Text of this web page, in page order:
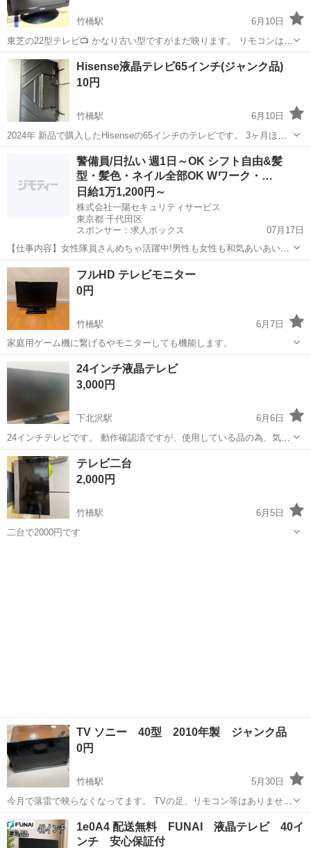
竹橋駅
6月10日
東芝の22型テレビ📺 かなり古い型ですがまだ映ります。 リモコンはあ
りません。。
東京 千代田区 竹橋駅
Hisense液晶テレビ65インチ(ジャンク品)
10円
竹橋駅
6月10日
2024年 新品で購入したHisenseの65インチのテレビです。 3ヶ月ほど
前に液晶を割られて砂嵐状態になっています。 音声は聞こえますが、
映像は映らないジャンク品になります。 部品取り等可能な方はぜひ
千代田区 竹橋駅 テレビ
警備員/日払い 週1日～OK シフト自由&髪
型・髪色・ネイル全部OK Wワーク・…
日給1万1,200円～
株式会社一陽セキュリティサービス
東京都 千代田区
スポンサー：求人ボックス
07月17日
【仕事内容】女性隊員さんめちゃ活躍中!男性も女性も和気あいあいや
ってます 今回お任せするお仕事は… 通行する歩行者・車の案内のほか
パン屋さんでの見守り警備など! 季節によってはイベントの警備も お
任せいたします / ウチは男性も...
アルバイト・パート
フルHD テレビモニター
0円
竹橋駅
6月7日
家庭用ゲーム機に繋げるやモニターしても機能します。
東京 千代田区 竹橋駅 テレビ
24インチ液晶テレビ
3,000円
下北沢駅
6月6日
24インチテレビです。 動作確認済ですが、使用している品の為、気に
なる方はご遠慮ください。 下北沢周辺、当方のマンション前の引き渡
しとなります。 上記の条件に合わせてくださる方を優先させていただ
きます。 ...
東京 千代田区 下北沢駅
テレビ二台
2,000円
竹橋駅
6月5日
二台で2000円です
TV ソニー 40型 2010年製 ジャンク品
0円
竹橋駅
5月30日
今月で落雷で映らなくなってます。 TVの足、リモコン等はありませ
ん。 部品取り！？でどうですか！？
東京 千代田区 竹橋駅 テレビ
1e0A4 配送無料 FUNAI 液晶テレビ 40イ
ンチ 安心保証付